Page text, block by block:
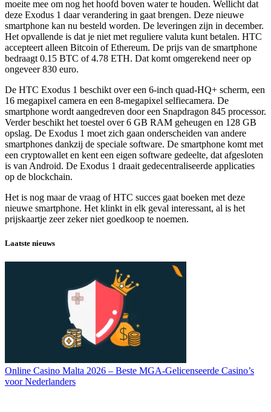
moeite mee om nog het hoofd boven water te houden. Wellicht dat
deze Exodus 1 daar verandering in gaat brengen. Deze nieuwe
smartphone kan nu besteld worden. De leveringen zijn in december.
Het opvallende is dat je niet met reguliere valuta kunt betalen. HTC
accepteert alleen Bitcoin of Ethereum. De prijs van de smartphone
bedraagt 0.15 BTC of 4.78 ETH. Dat komt omgerekend neer op
ongeveer 830 euro.
De HTC Exodus 1 beschikt over een 6-inch quad-HQ+ scherm, een
16 megapixel camera en een 8-megapixel selfiecamera. De
smartphone wordt aangedreven door een Snapdragon 845 processor.
Verder beschikt het toestel over 6 GB RAM geheugen en 128 GB
opslag. De Exodus 1 moet zich gaan onderscheiden van andere
smartphones dankzij de speciale software. De smartphone komt met
een cryptowallet en kent een eigen software gedeelte, dat afgesloten
is van Android. De Exodus 1 draait gedecentraliseerde applicaties
op de blockchain.
Het is nog maar de vraag of HTC succes gaat boeken met deze
nieuwe smartphone. Het klinkt in elk geval interessant, al is het
prijskaartje zeer zeker niet goedkoop te noemen.
Laatste nieuws
Online Casino Malta 2026 – Beste MGA-Gelicenseerde Casino’s
voor Nederlanders